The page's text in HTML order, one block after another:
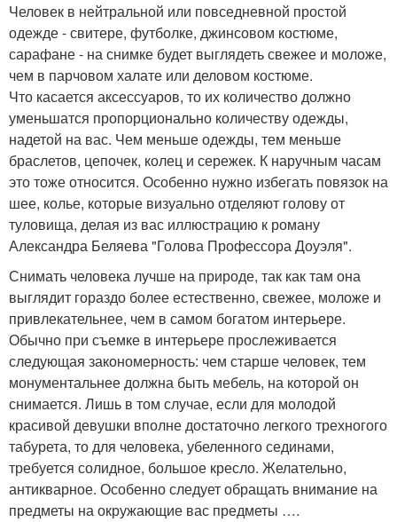
Человек в нейтральной или повседневной простой
одежде - свитере, футболке, джинсовом костюме,
сарафане - на снимке будет выглядеть свежее и моложе,
чем в парчовом халате или деловом костюме.
Что касается аксессуаров, то их количество должно
уменьшатся пропорционально количеству одежды,
надетой на вас. Чем меньше одежды, тем меньше
браслетов, цепочек, колец и сережек. К наручным часам
это тоже относится. Особенно нужно избегать повязок на
шее, колье, которые визуально отделяют голову от
туловища, делая из вас иллюстрацию к роману
Александра Беляева "Голова Профессора Доуэля".
Снимать человека лучше на природе, так как там она
выглядит гораздо более естественно, свежее, моложе и
привлекательнее, чем в самом богатом интерьере.
Обычно при съемке в интерьере прослеживается
следующая закономерность: чем старше человек, тем
монументальнее должна быть мебель, на которой он
снимается. Лишь в том случае, если для молодой
красивой девушки вполне достаточно легкого трехногого
табурета, то для человека, убеленного сединами,
требуется солидное, большое кресло. Желательно,
антикварное. Особенно следует обращать внимание на
предметы на окружающие вас предметы ….